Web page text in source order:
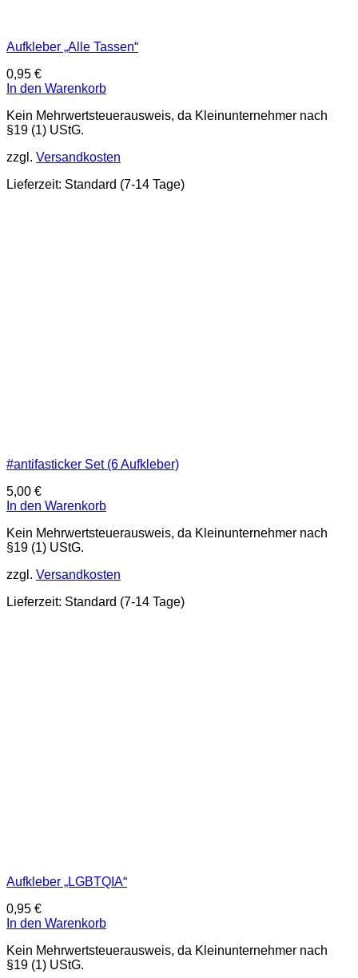
Aufkleber „Alle Tassen“
0,95 €
In den Warenkorb
Kein Mehrwertsteuerausweis, da Kleinunternehmer nach
§19 (1) UStG.
zzgl. Versandkosten
Lieferzeit: Standard (7-14 Tage)
#antifasticker Set (6 Aufkleber)
5,00 €
In den Warenkorb
Kein Mehrwertsteuerausweis, da Kleinunternehmer nach
§19 (1) UStG.
zzgl. Versandkosten
Lieferzeit: Standard (7-14 Tage)
Aufkleber „LGBTQIA“
0,95 €
In den Warenkorb
Kein Mehrwertsteuerausweis, da Kleinunternehmer nach
§19 (1) UStG.